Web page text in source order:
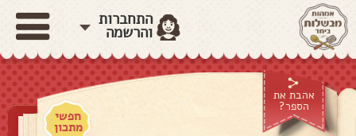
התחברות
והרשמה
אהבת את
הספר?
חפשי
מתכון